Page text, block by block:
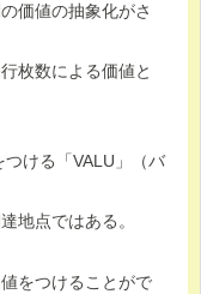
価値の抽象化がさ
枚数による価値と
ける「VALU」（バ
地点ではある。
をつけることがで